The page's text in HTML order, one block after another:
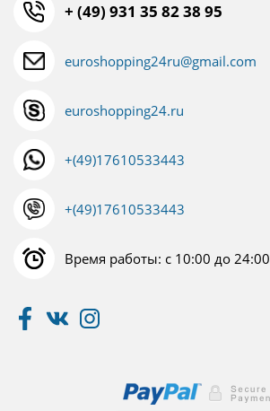
+ (49) 931 35 82 38 95
euroshopping24ru@gmail.com
euroshopping24.ru
+(49)17610533443
+(49)17610533443
Время работы: с 10:00 до 24:00